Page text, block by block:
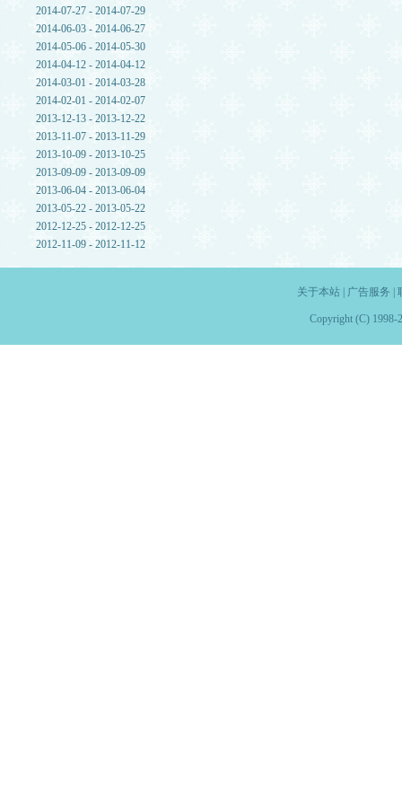
2014-07-27 - 2014-07-29
2014-06-03 - 2014-06-27
2014-05-06 - 2014-05-30
2014-04-12 - 2014-04-12
2014-03-01 - 2014-03-28
2014-02-01 - 2014-02-07
2013-12-13 - 2013-12-22
2013-11-07 - 2013-11-29
2013-10-09 - 2013-10-25
2013-09-09 - 2013-09-09
2013-06-04 - 2013-06-04
2013-05-22 - 2013-05-22
2012-12-25 - 2012-12-25
2012-11-09 - 2012-11-12
关于本站| 广告服务
Copyright (C) 1998-